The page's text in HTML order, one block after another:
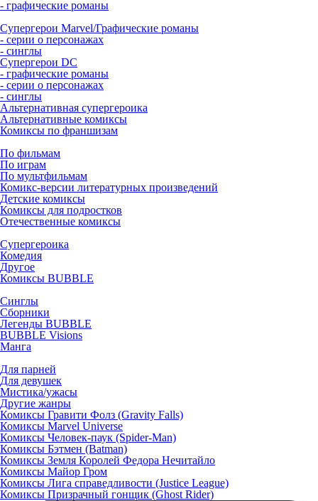
- графические романы
Супергерои Marvel/Графические романы
- серии о персонажах
- синглы
Супергерои DC
- графические романы
- серии о персонажах
- синглы
Альтернативная супергероика
Альтернативные комиксы
Комиксы по франшизам
По фильмам
По играм
По мультфильмам
Комикс-версии литературных произведений
Детские комиксы
Комиксы для подростков
Отечественные комиксы
Супергероика
Комедия
Другое
Комиксы BUBBLE
Синглы
Сборники
Легенды BUBBLE
BUBBLE Visions
Манга
Для парней
Для девушек
Мистика/ужасы
Другие жанры
Комиксы Гравити Фолз (Gravity Falls)
Комиксы Marvel Universe
Комиксы Человек-паук (Spider-Man)
Комиксы Бэтмен (Batman)
Комиксы Земля Королей Федора Нечитайло
Комиксы Майор Гром
Комиксы Лига справедливости (Justice League)
Комиксы Призрачный гонщик (Ghost Rider)